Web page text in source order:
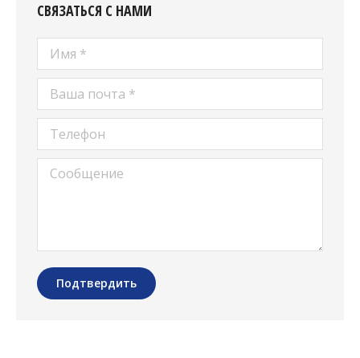
СВЯЗАТЬСЯ С НАМИ
Имя *
Ваша почта *
Телефон
Сообщение
Подтвердить